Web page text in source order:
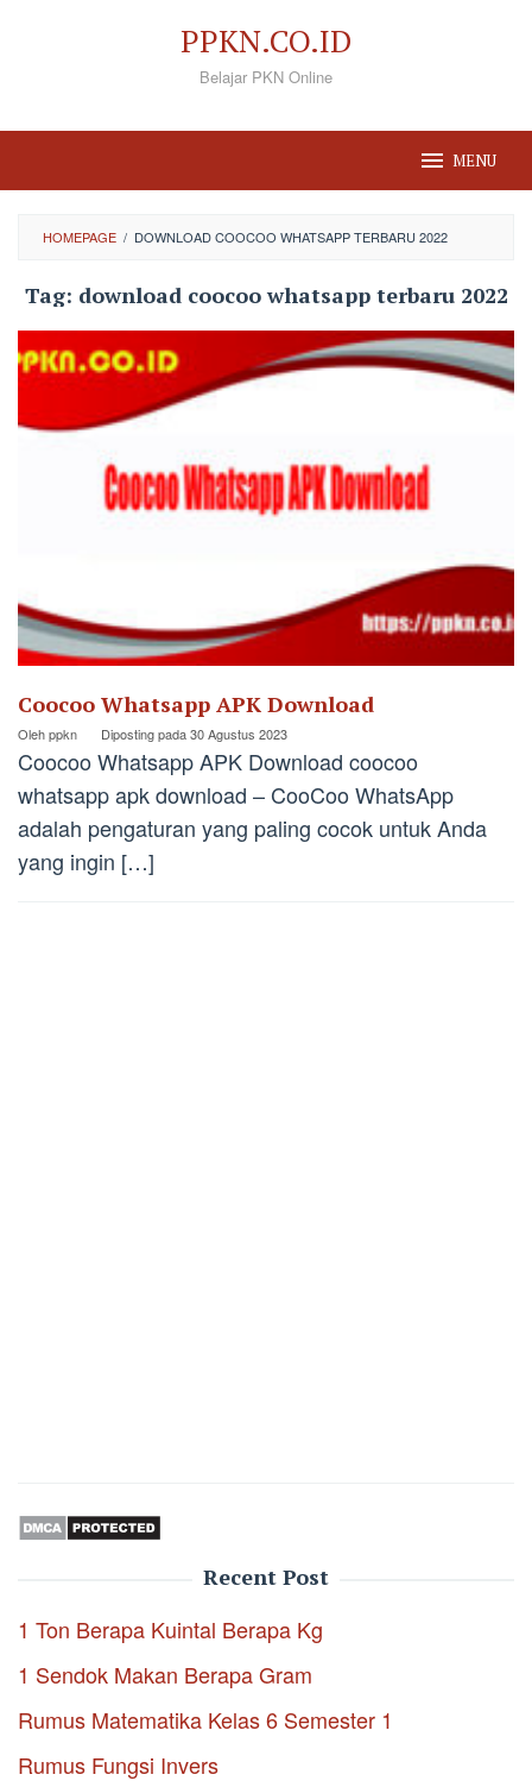
PPKN.CO.ID
Belajar PKN Online
MENU
HOMEPAGE / DOWNLOAD COOCOO WHATSAPP TERBARU 2022
Tag: download coocoo whatsapp terbaru 2022
Coocoo Whatsapp APK Download
Olehppkn Diposting pada30 Agustus 2023
Coocoo Whatsapp APK Download coocoo
whatsapp apk download – CooCoo WhatsApp
adalah pengaturan yang paling cocok untuk Anda
yang ingin […]
Recent Post
1 Ton Berapa Kuintal Berapa Kg
1 Sendok Makan Berapa Gram
Rumus Matematika Kelas 6 Semester 1
Rumus Fungsi Invers